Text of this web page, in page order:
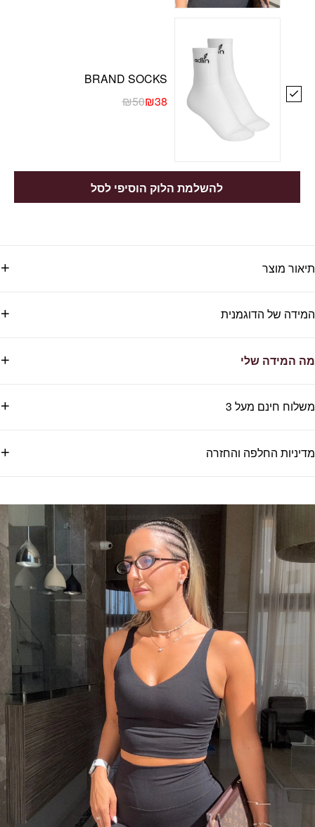
BRAND SOCKS
₪50₪38
להשלמת הלוק הוסיפי לסל
תיאור מוצר
המידה של הדוגמנית
מה המידה שלי
משלוח חינם מעל 3
מדיניות החלפה והחזרה